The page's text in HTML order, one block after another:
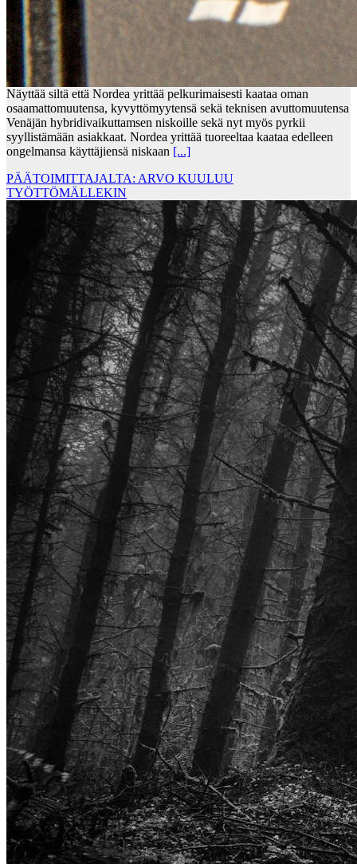
Näyttää siltä että Nordea yrittää pelkurimaisesti kaataa oman
osaamattomuutensa, kyvyttömyytensä sekä teknisen avuttomuutensa
Venäjän hybridivaikuttamsen niskoille sekä nyt myös pyrkii
syyllistämään asiakkaat. Nordea yrittää tuoreeltaa kaataa edelleen
ongelmansa käyttäjiensä niskaan [...]
PÄÄTOIMITTAJALTA: ARVO KUULUU
TYÖTTÖMÄLLEKIN